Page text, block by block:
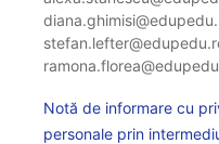
Notă de informare cu
personale prin